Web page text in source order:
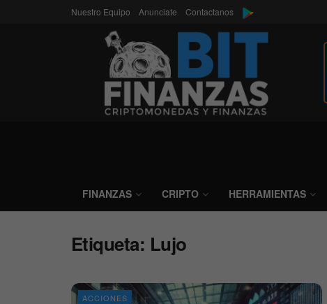
Nuestro Equipo Anunciate Contactanos
FINANZAS CRIPTO HERRAMIENTAS
Etiqueta: Lujo
ACCIONES